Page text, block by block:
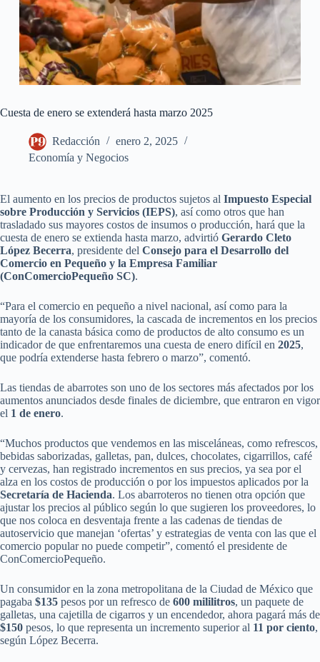
Cuesta de enero se extenderá hasta marzo 2025
Redacción
enero 2, 2025
Economía y Negocios
El aumento en los precios de productos sujetos al Impuesto Especial
sobre Producción y Servicios (IEPS), así como otros que han
trasladado sus mayores costos de insumos o producción, hará que la
cuesta de enero se extienda hasta marzo, advirtió Gerardo Cleto
López Becerra, presidente del Consejo para el Desarrollo del
Comercio en Pequeño y la Empresa Familiar
(ConComercioPequeño SC).
“Para el comercio en pequeño a nivel nacional, así como para la
mayoría de los consumidores, la cascada de incrementos en los precios
tanto de la canasta básica como de productos de alto consumo es un
indicador de que enfrentaremos una cuesta de enero difícil en 2025,
que podría extenderse hasta febrero o marzo”, comentó.
Las tiendas de abarrotes son uno de los sectores más afectados por los
aumentos anunciados desde finales de diciembre, que entraron en vigor
el 1 de enero.
“Muchos productos que vendemos en las misceláneas, como refrescos,
bebidas saborizadas, galletas, pan, dulces, chocolates, cigarrillos, café
y cervezas, han registrado incrementos en sus precios, ya sea por el
alza en los costos de producción o por los impuestos aplicados por la
Secretaría de Hacienda. Los abarroteros no tienen otra opción que
ajustar los precios al público según lo que sugieren los proveedores, lo
que nos coloca en desventaja frente a las cadenas de tiendas de
autoservicio que manejan ‘ofertas’ y estrategias de venta con las que el
comercio popular no puede competir”, comentó el presidente de
ConComercioPequeño.
Un consumidor en la zona metropolitana de la Ciudad de México que
pagaba $135 pesos por un refresco de 600 mililitros, un paquete de
galletas, una cajetilla de cigarros y un encendedor, ahora pagará más de
$150 pesos, lo que representa un incremento superior al 11 por ciento,
según López Becerra.